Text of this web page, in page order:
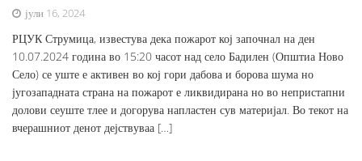
јули 16, 2024
РЦУК Струмица, известува дека пожарот кој започнал на ден
10.07.2024 година во 15:20 часот над село Бадилен (Општиа Ново
Село) се уште е активен во кој гори дабова и борова шума но
југозападната страна на пожарот е ликвидирана но во непристапни
долови сеуште тлее и догорува напластен сув материјал. Во текот на
вчерашниот денот дејствуваа […]